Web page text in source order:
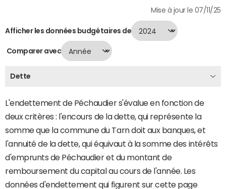
Mise à jour le 07/11/25
Afficher les données budgétaires de
Comparer avec
Dette
L'endettement de Péchaudier s'évalue en fonction de
deux critères : l'encours de la dette, qui représente la
somme que la commune du Tarn doit aux banques, et
l'annuité de la dette, qui équivaut à la somme des intérêts
d'emprunts de Péchaudier et du montant de
remboursement du capital au cours de l'année. Les
données d'endettement qui figurent sur cette page